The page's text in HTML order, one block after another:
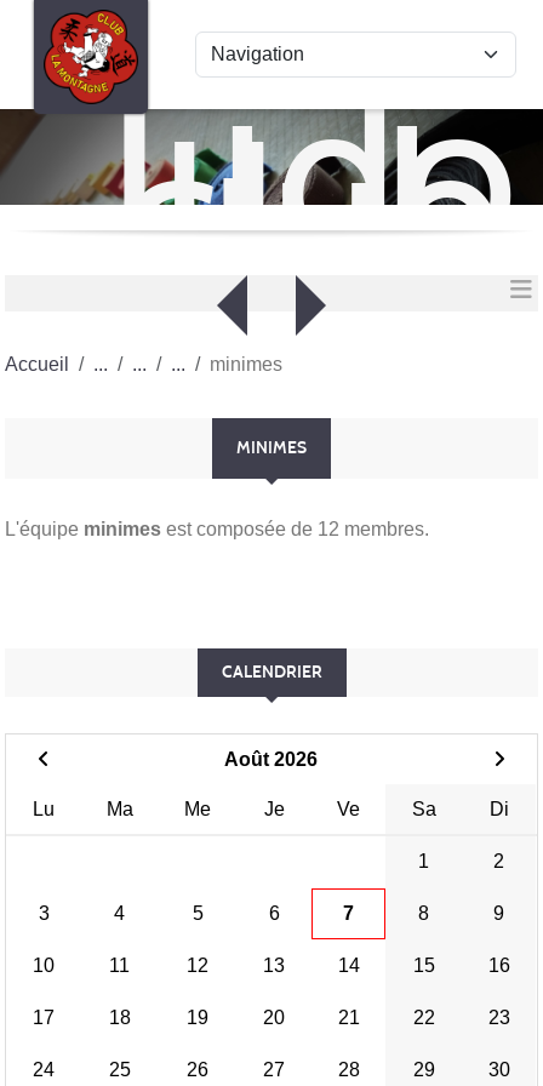
Judo
club
La
Accueil minimes
MINIMES
L'équipe minimes est composée de 12 membres.
CALENDRIER
Août 2026
Lu Ma Me Je Ve Sa Di
1 2
3 4 5 6 7 8 9
10 11 12 13 14 15 16
17 18 19 20 21 22 23
24 25 26 27 28 29 30
Panneau de gestion des cookies